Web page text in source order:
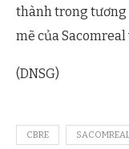
thành trong tương
mẽ của
(DNSG)
CBRE